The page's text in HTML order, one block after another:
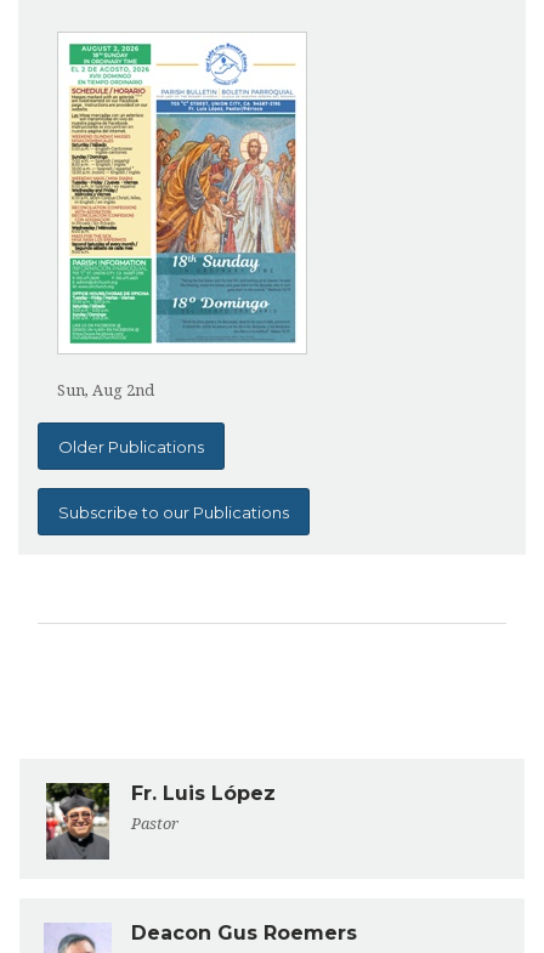
Sun, Aug 2nd
Older Publications
Subscribe to our Publications
Fr. Luis López
Pastor
Deacon Gus Roemers